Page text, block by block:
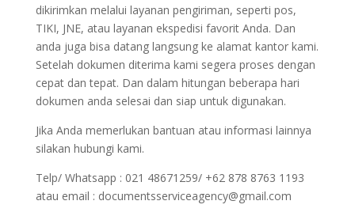
dikirimkan melalui layanan pengiriman, seperti pos,
TIKI, JNE, atau layanan ekspedisi favorit Anda. Dan
anda juga bisa datang langsung ke alamat kantor kami.
Setelah dokumen diterima kami segera proses dengan
cepat dan tepat. Dan dalam hitungan beberapa hari
dokumen anda selesai dan siap untuk digunakan.
Jika Anda memerlukan bantuan atau informasi lainnya
silakan hubungi kami.
Telp/ Whatsapp : 021 48671259/ +62 878 8763 1193
atau email : documentsserviceagency@gmail.com